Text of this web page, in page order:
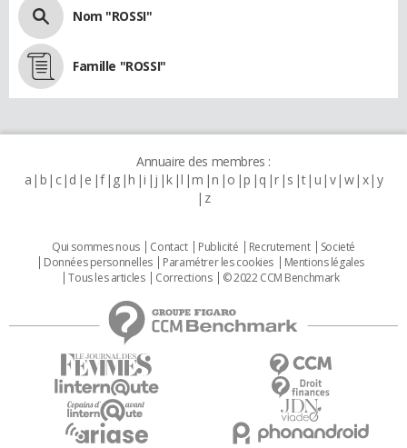
Nom "ROSSI"
Famille "ROSSI"
Annuaire des membres :
a b c d e f g h i j k l m n o p q r s t u v w x y
z
Qui sommes nous Contact Publicité Recrutement
Societé
Données personnelles
Paramétrer les cookies
Mentions légales
Tous les articles
Corrections © 2022 CCM Benchmark